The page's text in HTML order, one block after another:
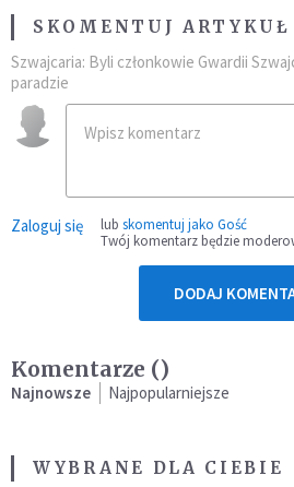
SKOMENTUJ ARTYKUŁ
Szwajcaria: Byli członkowie Gwardii
paradzie
Zaloguj się lub skomentuj jako Gość
Twój komentarz będzie
DODAJ
Komentarze ()
Najnowsze Najpopularniejsze
WYBRANE DLA CIEBIE